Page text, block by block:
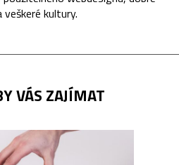
veškeré kultury.
VÁS ZAJÍMAT